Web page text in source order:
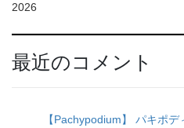
2026
最近のコメント
【Pachypodium】 パキポ